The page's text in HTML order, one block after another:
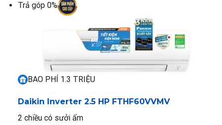
Trả góp 0%
BAO PHÍ 1.3 TRIỆU
Daikin Inverter 2.5 HP FTHF60VVMV
2 chiều có sưởi ấm